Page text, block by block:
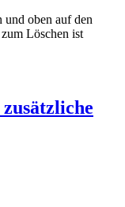
oben auf den
Löschen ist